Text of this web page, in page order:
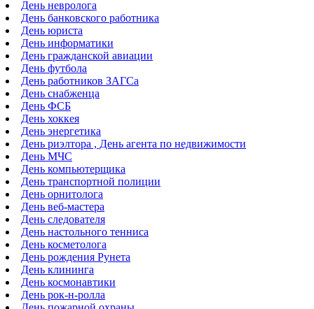
День невролога
День банковского работника
День юриста
День информатики
День гражданской авиации
День футбола
День работников ЗАГСа
День снабженца
День ФСБ
День хоккея
День энергетика
День риэлтора , День агента по недвижимости
День МЧС
День компьютерщика
День транспортной полиции
День орнитолога
День веб-мастера
День следователя
День настольного тенниса
День косметолога
День рождения Рунета
День клининга
День космонавтики
День рок-н-ролла